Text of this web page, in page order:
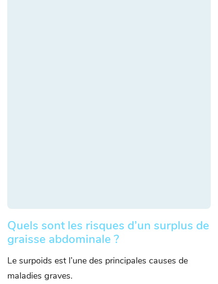
Quels sont les risques d’un surplus de
graisse abdominale ?
Le surpoids est l’une des principales causes de
maladies graves.